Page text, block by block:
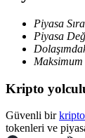
Piyasa
Piyasa
Kripto
Güvenli bir
tokenleri ve